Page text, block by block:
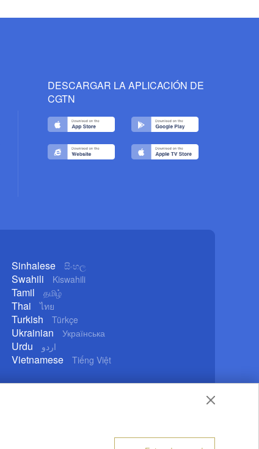
DESCARGAR LA APLICACIÓN DE
CGTN
Sinhalese සිංහල
Swahili Kiswahili
Tamil தமிழ்
Thai ไทย
Turkish Türkçe
Ukrainian Українська
Urdu اردو
Vietnamese Tiếng Việt